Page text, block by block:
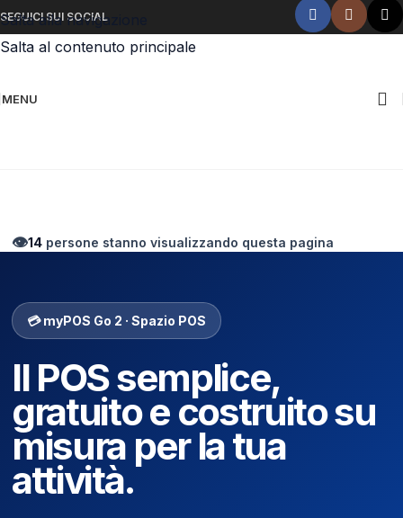
Salta alla navigazione
Salta al contenuto principale
SEGUICI SUI SOCIAL
MENU
👁️14 persone stanno visualizzando questa pagina
💳 myPOS Go 2 · Spazio POS
Il POS semplice,
gratuito e costruito su
misura per la tua
attività.